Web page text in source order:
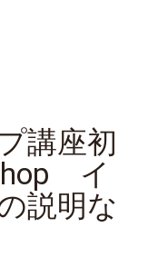
講座初
イ
説明な